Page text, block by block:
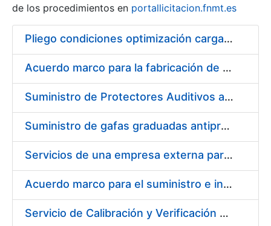
Mostrar/Ocultar
de los procedimientos en portallicitacion.fnmt.es
Pliego condiciones optimización cargas compras firmado
Acuerdo marco para la fabricación de piezas
Suministro de Protectores Auditivos a medida para las personas trabajadoras de los Centros de Trabajo de Madrid y Burgos
Suministro de gafas graduadas antiproyecciones para los trabajadores de la FNMT-RCM en los centros de trabajo de Madrid y Burgos
Servicios de una empresa externa para el asesoramiento y resolución de los recursos de alzada que se presentan relacionados con procesos de selección para la FNMT-RCM
Acuerdo marco para el suministro e instalación de persianas, estores y otros complementos
Servicio de Calibración y Verificación Externa de los Equipos de Medición del Servicio de Prevención de la FNMT-RCM